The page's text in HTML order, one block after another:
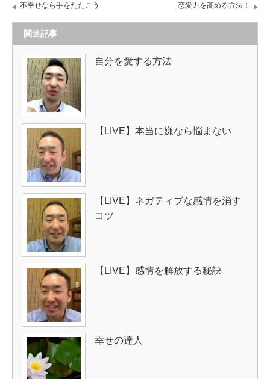
不幸せなら手をたたこう 恋愛力を高める方法！
関連記事
自分を愛する方法
【LIVE】本当に嫌なら悩まない
【LIVE】ネガティブな感情を消す
コツ
【LIVE】感情を解放する秘訣
幸せの達人